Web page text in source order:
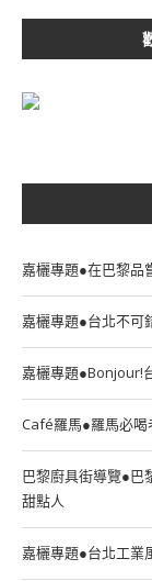
嘉欐專題●在巴黎品
嘉欐專題●台北不可
嘉欐專題●Bonjour!
Café羅馬●羅馬必
巴黎廚具街導覽●巴
甜點人
嘉欐專題●台北工業